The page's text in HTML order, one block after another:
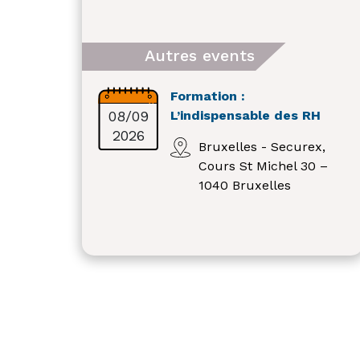
Autres events
08/09
2026
Formation :
L’indispensable des RH
Bruxelles - Securex,
Cours St Michel 30 –
1040 Bruxelles